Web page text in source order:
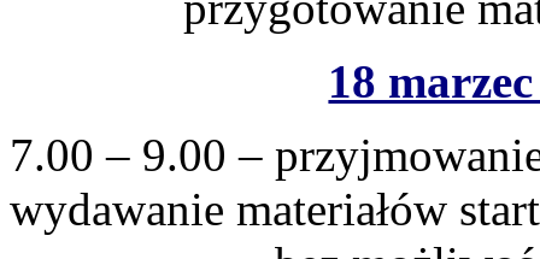
18
7.00 – 9.00 –
wydawanie materiałów